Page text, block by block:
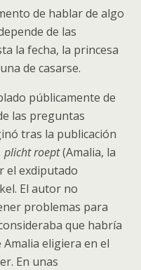
de hablar de algo
de las
la fecha, la princesa
de casarse.
públicamente de
las preguntas
tras la publicación
plicht roept(Amalia, la
el exdiputado
El autor no
problemas para
que habría
eligiera en el
En unas